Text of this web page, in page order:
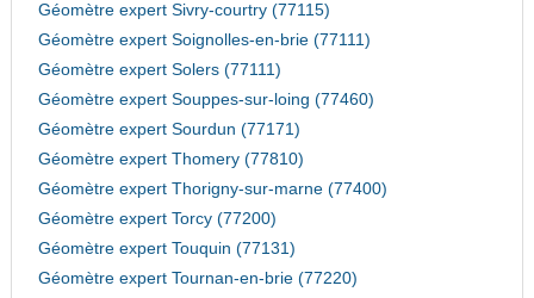
Géomètre expert Sivry-courtry (77115)
Géomètre expert Soignolles-en-brie (77111)
Géomètre expert Solers (77111)
Géomètre expert Souppes-sur-loing (77460)
Géomètre expert Sourdun (77171)
Géomètre expert Thomery (77810)
Géomètre expert Thorigny-sur-marne (77400)
Géomètre expert Torcy (77200)
Géomètre expert Touquin (77131)
Géomètre expert Tournan-en-brie (77220)